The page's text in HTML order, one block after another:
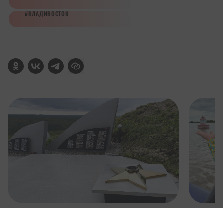
ВЛАДИВОСТОК